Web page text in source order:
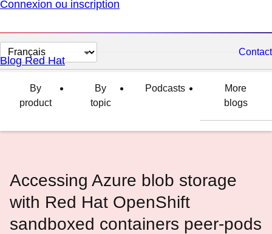
Connexion ou inscription
Changer
la
langue
Contact
Blog Red Hat
By
product
By
topic
Podcasts
More
blogs
Accessing Azure blob storage
with Red Hat OpenShift
sandboxed containers peer-pods